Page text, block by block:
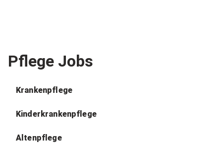
Pflege Jobs
Krankenpflege
Kinderkrankenpflege
Altenpflege